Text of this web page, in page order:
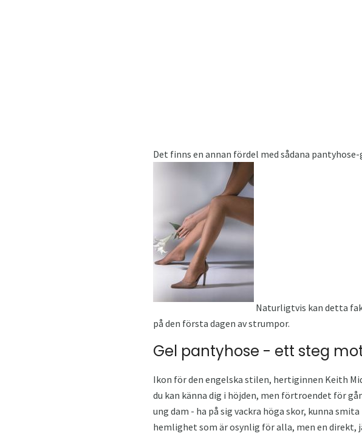
Det finns en annan fördel med sådana
Naturligtvis kan detta
på den första dagen av strumpor.
Gel pantyhose - ett steg
Ikon för den engelska stilen, hertiginnen Keith
du kan känna dig i höjden, men förtroendet för
ung dam - ha på sig vackra höga skor, kunna
hemlighet som är osynlig för alla, men en direkt,